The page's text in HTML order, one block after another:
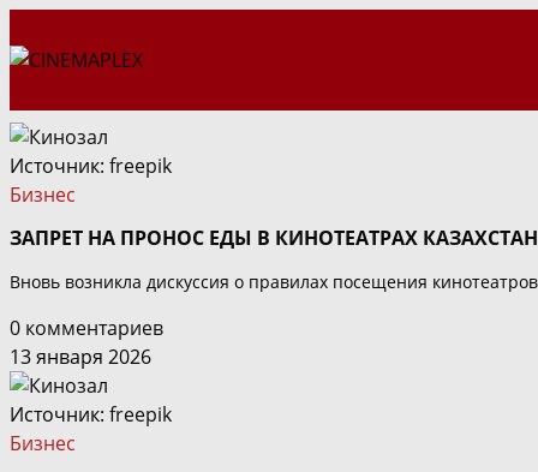
к
Источник: freepik
Бизнес
ЗАПРЕТ НА ПРОНОС ЕДЫ В КИНОТЕАТРАХ
Вновь возникла дискуссия о правилах посещения
0 комментариев
13 января 2026
Источник: freepik
Бизнес